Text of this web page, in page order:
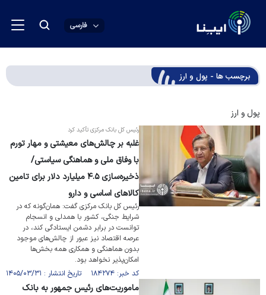
فارسی
برچسب ها - پول و ارز
پول و ارز
رئیس کل بانک مرکزی تأکید کرد
غلبه بر چالش‌های معیشتی و مهار تورم
با وفاق ملی و هماهنگی سیاستی/
ذخیره‌سازی ۴.۵ میلیارد دلار برای تامین
کالا‌های اساسی و دارو
رئیس کل بانک مرکزی گفت: همان‌گونه که در
شرایط جنگی، کشور با همدلی و انسجام
توانست در برابر دشمن ایستادگی کند، در
عرصه اقتصاد نیز عبور از چالش‌های موجود
بدون هماهنگی و همکاری همه بخش‌ها
امکان‌پذیر نخواهد بود.
کد خبر: ۱۸۴۲۷۴ تاریخ انتشار : ۱۴۰۵/۰۳/۳۱
ماموریت‌های رئیس جمهور به بانک